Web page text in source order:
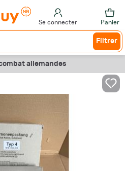
Se connecter Panier
Filtrer
allemandes